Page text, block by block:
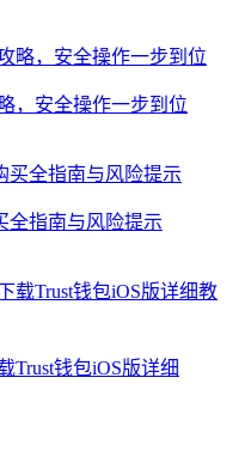
，安全操作一步到位
全指南与风险提示
Trust钱包iOS版详细